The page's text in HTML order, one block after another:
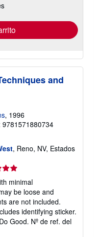
and
, 1996
9781571880734
, Reno, NV, Estados
minimal
be loose and
are not included.
identifying sticker.
Good. Nº de ref. del